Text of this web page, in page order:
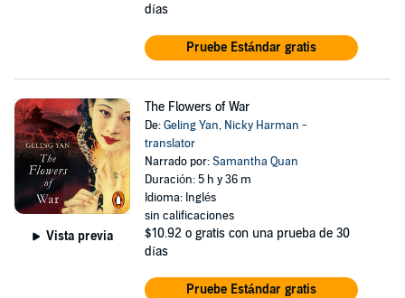
días
Pruebe Estándar gratis
Vista previa
The Flowers of War
De:Geling Yan, Nicky Harman -
translator
Narrado por:Samantha Quan
Duración: 5 h y 36 m
Idioma: Inglés
sin calificaciones
$10.92 o gratis con una prueba de 30
días
Pruebe Estándar gratis